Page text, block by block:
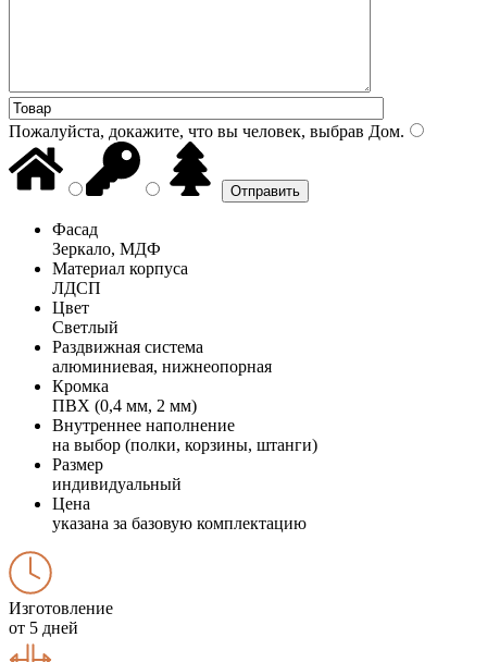
Пожалуйста, докажите, что вы человек, выбрав Дом.
Фасад
Зеркало, МДФ
Материал корпуса
ЛДСП
Цвет
Светлый
Раздвижная система
алюминиевая, нижнеопорная
Кромка
ПВХ (0,4 мм, 2 мм)
Внутреннее наполнение
на выбор (полки, корзины, штанги)
Размер
индивидуальный
Цена
указана за базовую комплектацию
Изготовление
от 5 дней